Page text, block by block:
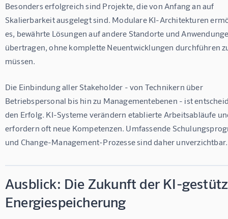
Besonders erfolgreich sind Projekte, die von Anfang an auf
Skalierbarkeit ausgelegt sind. Modulare KI-Architekturen
es, bewährte Lösungen auf andere Standorte und
übertragen, ohne komplette Neuentwicklungen durchführen
müssen.
Die Einbindung aller Stakeholder - von Technikern über
Betriebspersonal bis hin zu Managementebenen - ist
den Erfolg. KI-Systeme verändern etablierte Arbeitsabläufe
erfordern oft neue Kompetenzen. Umfassende
und Change-Management-Prozesse sind daher unverzichtbar.
Ausblick: Die Zukunft der KI-
Energiespeicherung